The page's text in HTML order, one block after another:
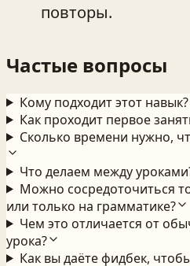
повторы.
Частые вопросы
Кому подходит этот навык?
Как проходит первое
Сколько времени нужно,
Что делаем между
Можно сосредоточиться
или только на грамматике?
Чем это отличается от
урока?
Как вы даёте фидбек,